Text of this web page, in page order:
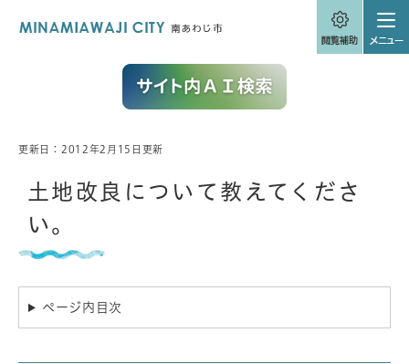
本
更新日：2012年2月15日更新
土地改良について教えてくださ
い。
ページ内目次